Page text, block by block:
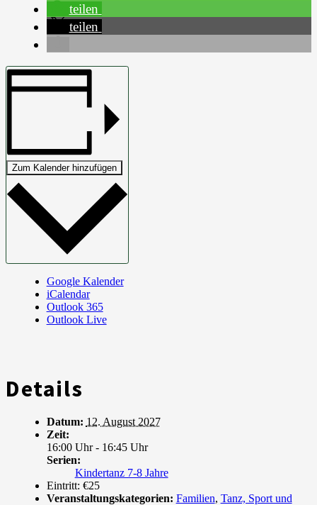
teilen
teilen
Zum Kalender hinzufügen
Google Kalender
iCalendar
Outlook 365
Outlook Live
Details
Datum: 12. August 2027
Zeit:
16:00 Uhr - 16:45 Uhr
Serien:
Kindertanz 7-8 Jahre
Eintritt: €25
Veranstaltungskategorien: Familien, Tanz, Sport und